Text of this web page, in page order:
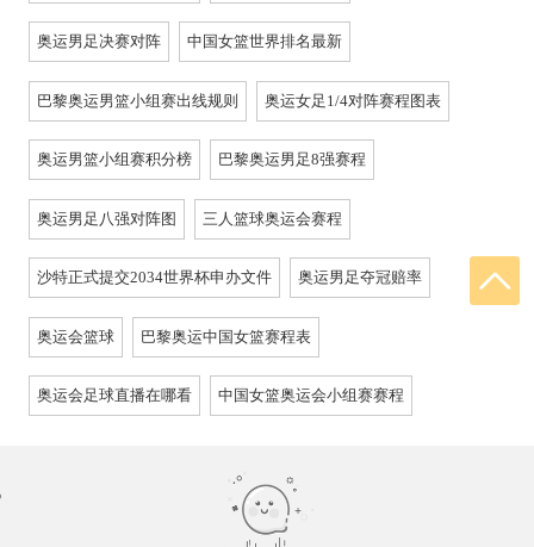
奥运男足决赛对阵 中国女篮世界排名最新
巴黎奥运男篮小组赛出线规则 奥运女足1/4对阵赛程图表
奥运男篮小组赛积分榜 巴黎奥运男足8强赛程
奥运男足八强对阵图 三人篮球奥运会赛程
沙特正式提交2034世界杯申办文件 奥运男足夺冠赔率
奥运会篮球 巴黎奥运中国女篮赛程表
奥运会足球直播在哪看 中国女篮奥运会小组赛赛程